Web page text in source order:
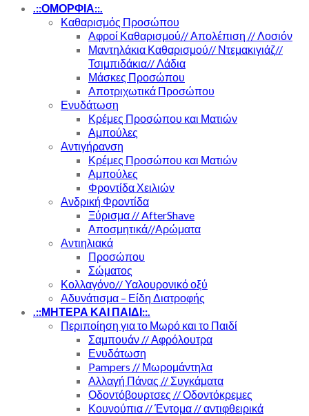
.::ΟΜΟΡΦΙΑ::.
Καθαρισμός Προσώπου
Αφροί Καθαρισμού// Απολέπιση // Λοσιόν
Μαντηλάκια Καθαρισμού// Ντεμακιγιάζ//
Τσιμπιδάκια// Λάδια
Μάσκες Προσώπου
Αποτριχωτικά Προσώπου
Ενυδάτωση
Κρέμες Προσώπου και Ματιών
Αμπούλες
Αντιγήρανση
Κρέμες Προσώπου και Ματιών
Αμπούλες
Φροντίδα Χειλιών
Ανδρική Φροντίδα
Ξύρισμα // AfterShave
Αποσμητικά//Αρώματα
Αντιηλιακά
Προσώπου
Σώματος
Κολλαγόνο// Υαλουρονικό οξύ
Αδυνάτισμα – Είδη Διατροφής
.::ΜΗΤΕΡΑ ΚΑΙ ΠΑΙΔΙ::.
Περιποίηση για το Μωρό και το Παιδί
Σαμπουάν // Αφρόλουτρα
Ενυδάτωση
Pampers // Μωρομάντηλα
Αλλαγή Πάνας // Συγκάματα
Οδοντόβουρτσες // Οδοντόκρεμες
Κουνούπια // Έντομα // αντιφθειρικά